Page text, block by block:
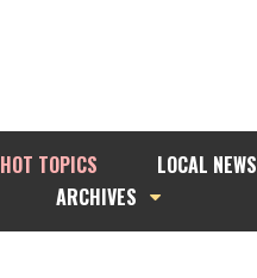
HOT TOPICS
LOCAL NEWS
ARCHIVES